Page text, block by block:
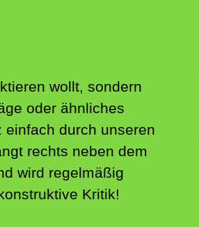
wollt, sondern
oder ähnliches
durch unseren
rechts neben dem
wird regelmäßig
Kritik!